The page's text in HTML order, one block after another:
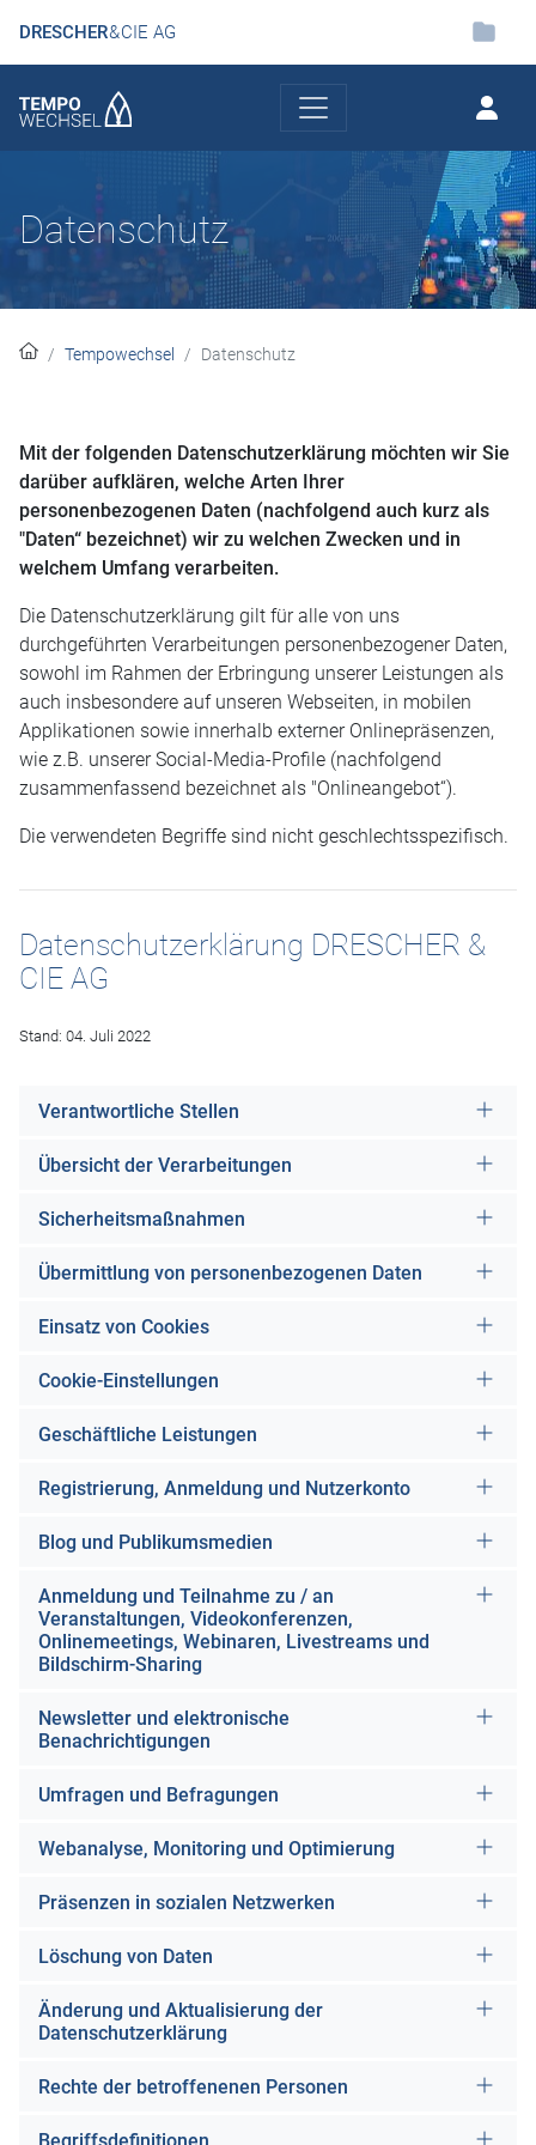
DRESCHER& CIE AG
Datenschutz
Tempowechsel Datenschutz
Mit der folgenden Datenschutzerklärung möchten wir Sie
darüber aufklären, welche Arten Ihrer
personenbezogenen Daten (nachfolgend auch kurz als
"Daten“ bezeichnet) wir zu welchen Zwecken und in
welchem Umfang verarbeiten.
Die Datenschutzerklärung gilt für alle von uns
durchgeführten Verarbeitungen personenbezogener Daten,
sowohl im Rahmen der Erbringung unserer Leistungen als
auch insbesondere auf unseren Webseiten, in mobilen
Applikationen sowie innerhalb externer Onlinepräsenzen,
wie z.B. unserer Social-Media-Profile (nachfolgend
zusammenfassend bezeichnet als "Onlineangebot“).
Die verwendeten Begriffe sind nicht geschlechtsspezifisch.
Datenschutzerklärung DRESCHER &
CIE AG
Stand: 04. Juli 2022
Verantwortliche Stellen
Übersicht der Verarbeitungen
Sicherheitsmaßnahmen
Übermittlung von personenbezogenen Daten
Einsatz von Cookies
Cookie-Einstellungen
Geschäftliche Leistungen
Registrierung, Anmeldung und Nutzerkonto
Blog und Publikumsmedien
Anmeldung und Teilnahme zu / an
Veranstaltungen, Videokonferenzen,
Onlinemeetings, Webinaren, Livestreams und
Bildschirm-Sharing
Newsletter und elektronische
Benachrichtigungen
Umfragen und Befragungen
Webanalyse, Monitoring und Optimierung
Präsenzen in sozialen Netzwerken
Löschung von Daten
Änderung und Aktualisierung der
Datenschutzerklärung
Rechte der betroffenenen Personen